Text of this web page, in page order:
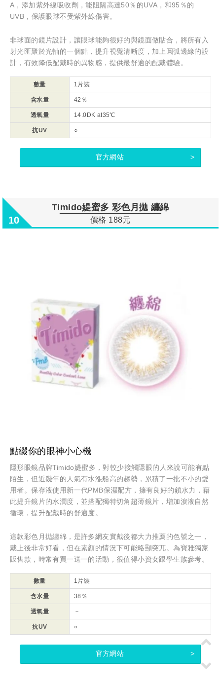
A，添加紫外線吸收劑，能阻隔高達50％的UVA，和95％的
UVB，保護眼球不受紫外線傷害。
非球面的鏡片設計，讓眼球能夠很好的與鏡面做貼合，將所有入
射光匯聚於光軸的一個點，提升視覺清晰度，加上圓弧邊緣的設
計，有效降低配戴時的異物感，提供最舒適的配戴體驗。
數量 1片裝
含水量 42％
透氧量 14.0DK at35℃
抗UV ○
官方網站
10
Timido媞蜜多 彩色月拋 纏綿
價格 188元
點綴你的眼神小心機
隱形眼鏡品牌Timido媞蜜多，對較少接觸隱眼的人來說可能有點
陌生，但近幾年的人氣有水漲船高的趨勢，累積了一批不小的愛
用者。保存液使用新一代PMB保濕配方，擁有良好的鎖水力，藉
此提升鏡片的水潤度，並搭配獨特切角超薄鏡片，增加淚液自然
循環，提升配戴時的舒適度。
這款彩色月拋纏綿，是許多網友實戴後都大力推薦的色號之一，
戴上後非常好看，但在素顏的情況下可能略顯突兀。為寶雅獨家
販售款，時常有買一送一的活動，很值得小資女跟學生族參考。
數量 1片裝
含水量 38％
透氧量 －
抗UV ○
官方網站